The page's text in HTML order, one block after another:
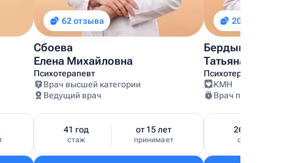
62 отзыва
Сбоева
Елена Михайловна
Психотерапевт
Врач высшей категории
Ведущий врач
41 год
стаж
от 15 лет
принимает
20 отзывов
Бердышева
Татьяна
Психотерапевт
КМН
Врач первой
26 лет
стаж